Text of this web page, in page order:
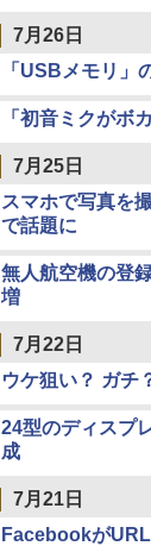
7月26日
「USBメモリ」
「初音ミクがボ
7月25日
スマホで写真を
で話題に
無人航空機の登
増
7月22日
ウケ狙い？ ガチ
24型のディスプ
成
7月21日
Facebookが